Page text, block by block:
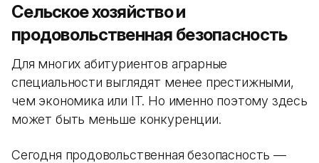
Сельское хозяйство и
продовольственная безопасность
Для многих абитуриентов аграрные
специальности выглядят менее престижными,
чем экономика или IT. Но именно поэтому здесь
может быть меньше конкуренции.
Сегодня продовольственная безопасность —